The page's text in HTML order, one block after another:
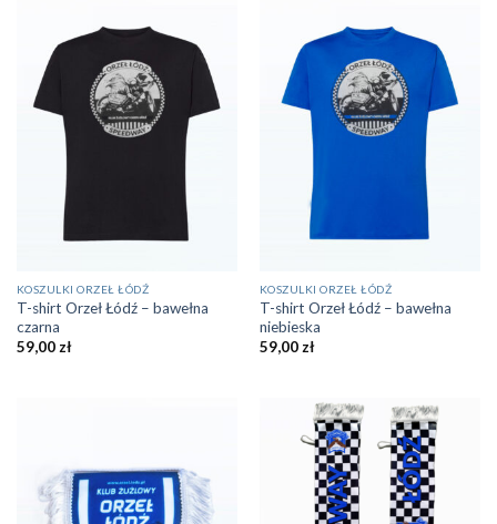
KOSZULKI ORZEŁ ŁÓDŹ
T-shirt Orzeł Łódź – bawełna
czarna
59,00zł
KOSZULKI ORZEŁ ŁÓDŹ
T-shirt Orzeł Łódź – bawełna
niebieska
59,00zł